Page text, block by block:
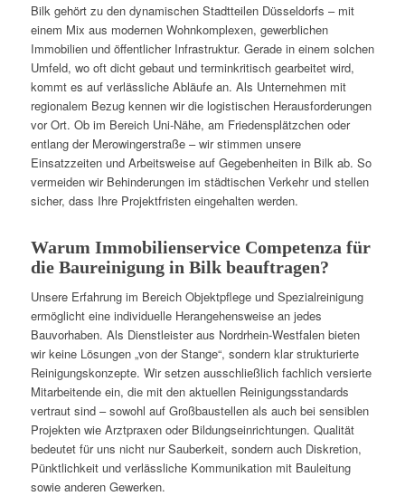
Bilk gehört zu den dynamischen Stadtteilen Düsseldorfs – mit
einem Mix aus modernen Wohnkomplexen, gewerblichen
Immobilien und öffentlicher Infrastruktur. Gerade in einem solchen
Umfeld, wo oft dicht gebaut und terminkritisch gearbeitet wird,
kommt es auf verlässliche Abläufe an. Als Unternehmen mit
regionalem Bezug kennen wir die logistischen Herausforderungen
vor Ort. Ob im Bereich Uni-Nähe, am Friedensplätzchen oder
entlang der Merowingerstraße – wir stimmen unsere
Einsatzzeiten und Arbeitsweise auf Gegebenheiten in Bilk ab. So
vermeiden wir Behinderungen im städtischen Verkehr und stellen
sicher, dass Ihre Projektfristen eingehalten werden.
Warum Immobilienservice Competenza für
die Baureinigung in Bilk beauftragen?
Unsere Erfahrung im Bereich Objektpflege und Spezialreinigung
ermöglicht eine individuelle Herangehensweise an jedes
Bauvorhaben. Als Dienstleister aus Nordrhein-Westfalen bieten
wir keine Lösungen „von der Stange“, sondern klar strukturierte
Reinigungskonzepte. Wir setzen ausschließlich fachlich versierte
Mitarbeitende ein, die mit den aktuellen Reinigungsstandards
vertraut sind – sowohl auf Großbaustellen als auch bei sensiblen
Projekten wie Arztpraxen oder Bildungseinrichtungen. Qualität
bedeutet für uns nicht nur Sauberkeit, sondern auch Diskretion,
Pünktlichkeit und verlässliche Kommunikation mit Bauleitung
sowie anderen Gewerken.